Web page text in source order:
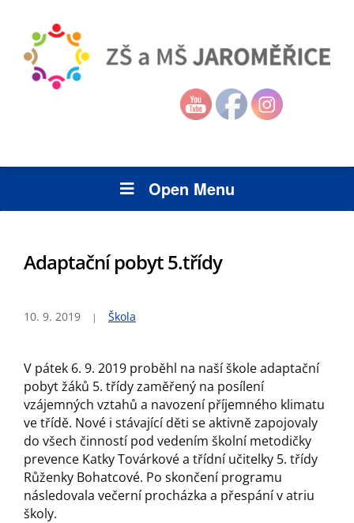
Open Menu
Adaptační pobyt 5.třídy
10. 9. 2019 Škola
V pátek 6. 9. 2019 proběhl na naší škole adaptační
pobyt žáků 5. třídy zaměřený na posílení
vzájemných vztahů a navození příjemného klimatu
ve třídě. Nové i stávající děti se aktivně zapojovaly
do všech činností pod vedením školní metodičky
prevence Katky Továrkové a třídní učitelky 5. třídy
Růženky Bohatcové. Po skončení programu
následovala večerní procházka a přespání v atriu
školy.